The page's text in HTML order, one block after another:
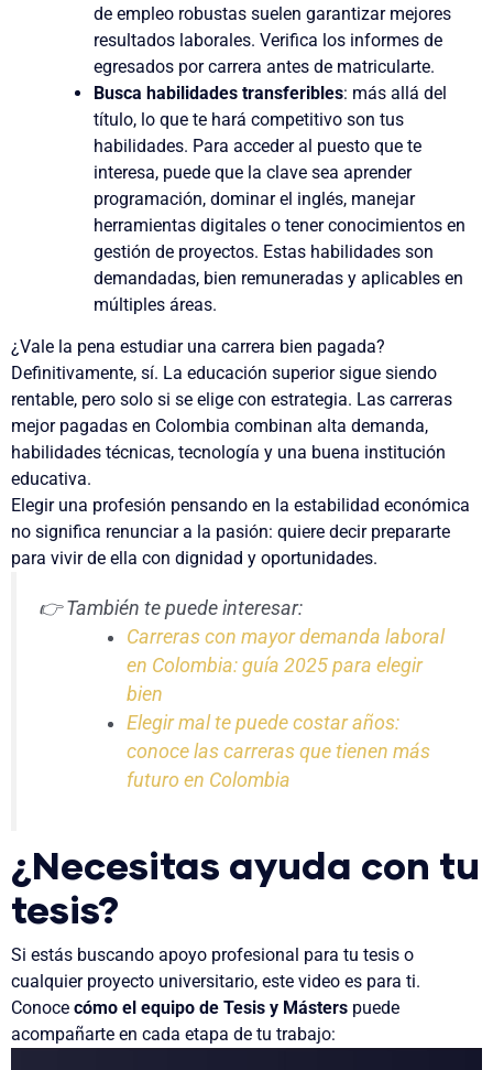
de empleo robustas suelen garantizar mejores
resultados laborales. Verifica los informes de
egresados por carrera antes de matricularte.
Busca habilidades transferibles: más allá del
título, lo que te hará competitivo son tus
habilidades. Para acceder al puesto que te
interesa, puede que la clave sea aprender
programación, dominar el inglés, manejar
herramientas digitales o tener conocimientos en
gestión de proyectos. Estas habilidades son
demandadas, bien remuneradas y aplicables en
múltiples áreas.
¿Vale la pena estudiar una carrera bien pagada?
Definitivamente, sí. La educación superior sigue siendo
rentable, pero solo si se elige con estrategia. Las carreras
mejor pagadas en Colombia combinan alta demanda,
habilidades técnicas, tecnología y una buena institución
educativa.
Elegir una profesión pensando en la estabilidad económica
no significa renunciar a la pasión: quiere decir prepararte
para vivir de ella con dignidad y oportunidades.
👉 También te puede interesar:
Carreras con mayor demanda laboral
en Colombia: guía 2025 para elegir
bien
Elegir mal te puede costar años:
conoce las carreras que tienen más
futuro en Colombia
¿Necesitas ayuda con tu
tesis?
Si estás buscando apoyo profesional para tu tesis o
cualquier proyecto universitario, este video es para ti.
Conoce cómo el equipo de Tesis y Másters puede
acompañarte en cada etapa de tu trabajo: